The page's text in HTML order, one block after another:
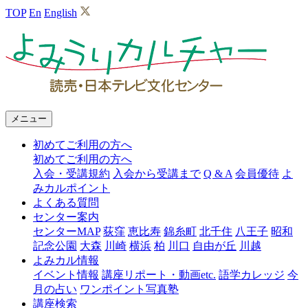
TOP En English
チ
メニュー
初めてご利用の方へ
初めてご利用の方へ
入会・受講規約 入会から受講まで Q & A 会員優待 よ
みカルポイント
よくある質問
センター案内
センターMAP 荻窪 恵比寿 錦糸町 北千住 八王子 昭和
記念公園 大森 川崎 横浜 柏 川口 自由が丘 川越
よみカル情報
イベント情報 講座リポート・動画etc. 語学カレッジ 今
月の占い ワンポイント写真塾
講座検索